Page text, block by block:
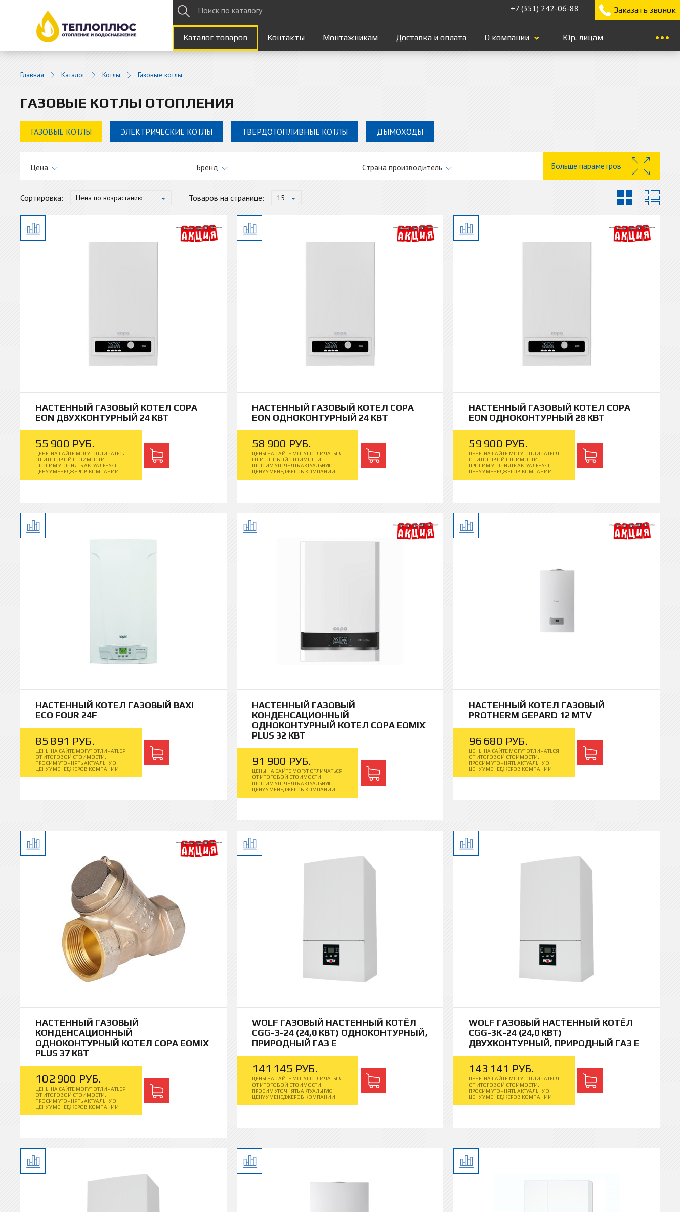
+7 (351) 242-06-88 Заказать звонок
Каталог товаров Контакты Монтажникам Доставка и оплата О компании Юр. лицам
Главная Каталог Котлы Газовые котлы
ГАЗОВЫЕ КОТЛЫ ОТОПЛЕНИЯ
ГАЗОВЫЕ КОТЛЫ ЭЛЕКТРИЧЕСКИЕ КОТЛЫ ТВЕРДОТОПЛИВНЫЕ КОТЛЫ ДЫМОХОДЫ
Цена
от до
Бренд
Copa
VGR
Страна производитель
Турция
Китай
Больше параметров
Сортировка: Цена по возрастанию Товаров на странице: 15
НАСТЕННЫЙ ГАЗОВЫЙ КОТЕЛ COPA
EON ДВУХКОНТУРНЫЙ 24 КВТ
55 900 РУБ.
ЦЕНЫ НА САЙТЕ МОГУТ ОТЛИЧАТЬСЯ
ОТ ИТОГОВОЙ СТОИМОСТИ.
ПРОСИМ УТОЧНЯТЬ АКТУАЛЬНУЮ
ЦЕНУ У МЕНЕДЖЕРОВ КОМПАНИИ
НАСТЕННЫЙ ГАЗОВЫЙ КОТЕЛ COPA
EON ОДНОКОНТУРНЫЙ 24 КВТ
58 900 РУБ.
ЦЕНЫ НА САЙТЕ МОГУТ ОТЛИЧАТЬСЯ
ОТ ИТОГОВОЙ СТОИМОСТИ.
ПРОСИМ УТОЧНЯТЬ АКТУАЛЬНУЮ
ЦЕНУ У МЕНЕДЖЕРОВ КОМПАНИИ
НАСТЕННЫЙ ГАЗОВЫЙ КОТЕЛ COPA
EON ОДНОКОНТУРНЫЙ 28 КВТ
59 900 РУБ.
ЦЕНЫ НА САЙТЕ МОГУТ ОТЛИЧАТЬСЯ
ОТ ИТОГОВОЙ СТОИМОСТИ.
ПРОСИМ УТОЧНЯТЬ АКТУАЛЬНУЮ
ЦЕНУ У МЕНЕДЖЕРОВ КОМПАНИИ
НАСТЕННЫЙ КОТЕЛ ГАЗОВЫЙ BAXI
ECO FOUR 24F
85 891 РУБ.
ЦЕНЫ НА САЙТЕ МОГУТ ОТЛИЧАТЬСЯ
ОТ ИТОГОВОЙ СТОИМОСТИ.
ПРОСИМ УТОЧНЯТЬ АКТУАЛЬНУЮ
ЦЕНУ У МЕНЕДЖЕРОВ КОМПАНИИ
НАСТЕННЫЙ ГАЗОВЫЙ
КОНДЕНСАЦИОННЫЙ
ОДНОКОНТУРНЫЙ КОТЕЛ COPA EOMIX
PLUS 32 КВТ
91 900 РУБ.
ЦЕНЫ НА САЙТЕ МОГУТ ОТЛИЧАТЬСЯ
ОТ ИТОГОВОЙ СТОИМОСТИ.
ПРОСИМ УТОЧНЯТЬ АКТУАЛЬНУЮ
ЦЕНУ У МЕНЕДЖЕРОВ КОМПАНИИ
НАСТЕННЫЙ КОТЕЛ ГАЗОВЫЙ
PROTHERM GEPARD 12 MTV
96 680 РУБ.
ЦЕНЫ НА САЙТЕ МОГУТ ОТЛИЧАТЬСЯ
ОТ ИТОГОВОЙ СТОИМОСТИ.
ПРОСИМ УТОЧНЯТЬ АКТУАЛЬНУЮ
ЦЕНУ У МЕНЕДЖЕРОВ КОМПАНИИ
НАСТЕННЫЙ ГАЗОВЫЙ
КОНДЕНСАЦИОННЫЙ
ОДНОКОНТУРНЫЙ КОТЕЛ COPA EOMIX
PLUS 37 КВТ
102 900 РУБ.
ЦЕНЫ НА САЙТЕ МОГУТ ОТЛИЧАТЬСЯ
ОТ ИТОГОВОЙ СТОИМОСТИ.
ПРОСИМ УТОЧНЯТЬ АКТУАЛЬНУЮ
ЦЕНУ У МЕНЕДЖЕРОВ КОМПАНИИ
WOLF ГАЗОВЫЙ НАСТЕННЫЙ КОТЁЛ
CGG-3-24 (24,0 КВТ) ОДНОКОНТУРНЫЙ,
ПРИРОДНЫЙ ГАЗ E
141 145 РУБ.
ЦЕНЫ НА САЙТЕ МОГУТ ОТЛИЧАТЬСЯ
ОТ ИТОГОВОЙ СТОИМОСТИ.
ПРОСИМ УТОЧНЯТЬ АКТУАЛЬНУЮ
ЦЕНУ У МЕНЕДЖЕРОВ КОМПАНИИ
WOLF ГАЗОВЫЙ НАСТЕННЫЙ КОТЁЛ
CGG-3K-24 (24,0 КВТ)
ДВУХКОНТУРНЫЙ, ПРИРОДНЫЙ ГАЗ E
143 141 РУБ.
ЦЕНЫ НА САЙТЕ МОГУТ ОТЛИЧАТЬСЯ
ОТ ИТОГОВОЙ СТОИМОСТИ.
ПРОСИМ УТОЧНЯТЬ АКТУАЛЬНУЮ
ЦЕНУ У МЕНЕДЖЕРОВ КОМПАНИИ